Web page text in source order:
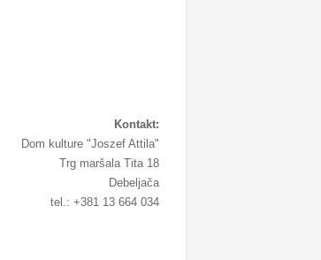
Kontakt:
Dom kulture "Joszef Attila"
Trg maršala Tita 18
Debeljača
tel.: +381 13 664 034